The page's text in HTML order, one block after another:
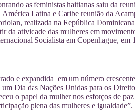
as feministas haitianas saiu da
Latina e Caribe reunião da
realizada na República
da atividade das mulheres em
Socialista em Copenhague, em
e expandida em um número
Dia das Nações Unidas para os
o papel da mulher nos esforços de
plena das mulheres e igualdade”.